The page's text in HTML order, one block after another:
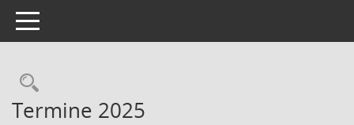
Toggle navigation
Rechercheauswahl
Termine 2025